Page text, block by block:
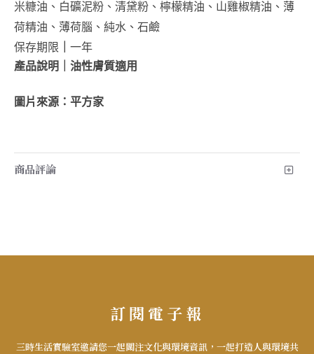
米糠油、白礦泥粉、清黛粉、檸檬精油、山雞椒精油、薄
荷精油、薄荷腦、純水、石鹼
保存期限
一年
產品說明
油性膚質適用
圖片來源：平方家
商品評論
訂閱電子報
三時生活實驗室邀請您一起關注文化與環境資訊，一起打造人與環境共